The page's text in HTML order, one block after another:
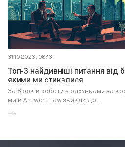
31.10.2023, 08:13
Топ-3 найдивніші питання від
якими ми стикалися
За 8 років роботи з рахунками за
ми в Antwort Law звикли до
найнестандартніших питань від